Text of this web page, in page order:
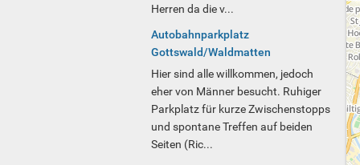
Herren da die v...
Autobahnparkplatz
Gottswald/Waldmatten
Hier sind alle willkommen, jedoch
eher von Männer besucht. Ruhiger
Parkplatz für kurze Zwischenstopps
und spontane Treffen auf beiden
Seiten (Ric...